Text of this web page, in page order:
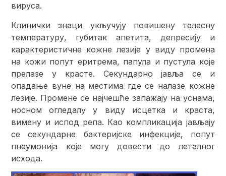
вируса.
Клинички знаци укључују повишену телесну
температуру, губитак апетита, депресију и
карактеристичне кожне лезије у виду промена
на кожи попут еритрема, папула и пустула које
прелазе у красте. Секундарно јавља се и
опадање вуне на местима где се налазе кожне
лезије. Промене се најчешће запажају на уснама,
носном огледалу у виду исцетка и краста,
вимену и испод репа. Као компликација јављају
се секундарне бактеријске инфекције, попут
пнеумонија које могу довести до леталног
исхода.